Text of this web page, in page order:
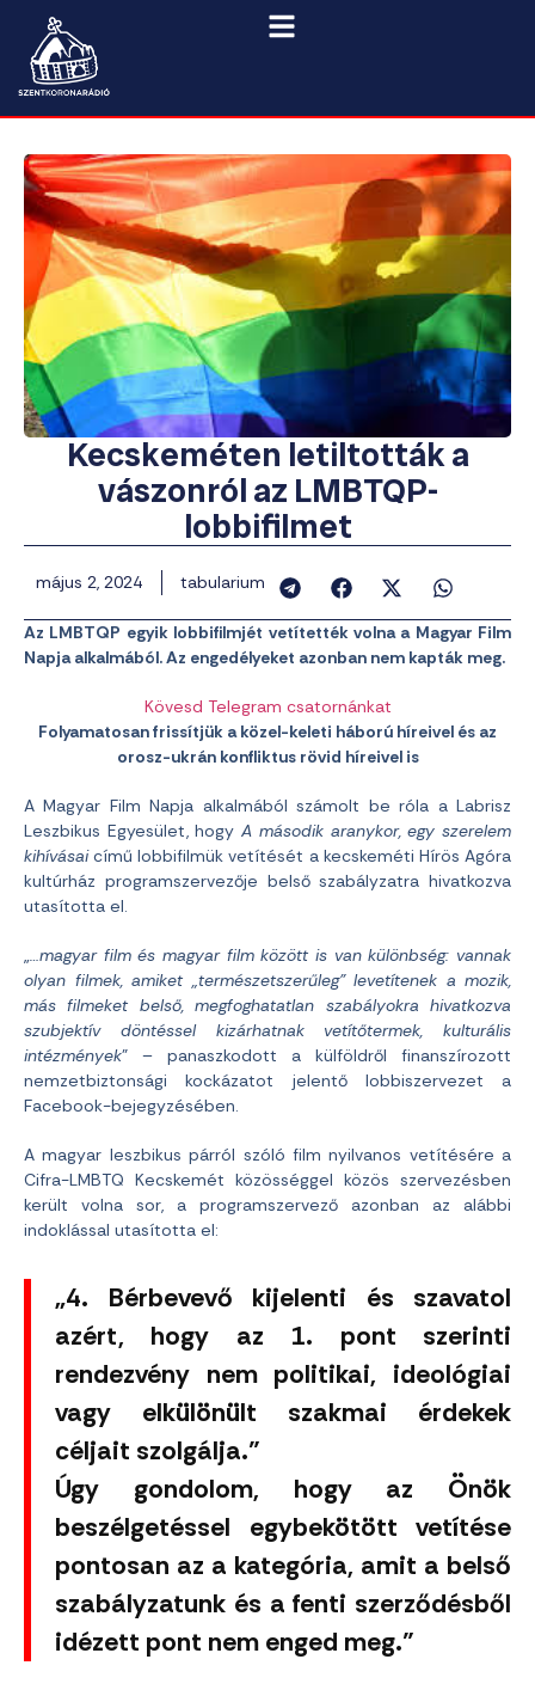
Kecskeméten letiltották a
vászonról az LMBTQP-
lobbifilmet
május 2, 2024 tabularium
Az LMBTQP egyik lobbifilmjét vetítették volna a Magyar Film
Napja alkalmából. Az engedélyeket azonban nem kapták meg.
Kövesd Telegram csatornánkat
Folyamatosan frissítjük a közel-keleti háború híreivel és az
orosz-ukrán konfliktus rövid híreivel is
A Magyar Film Napja alkalmából számolt be róla a Labrisz
Leszbikus Egyesület, hogyA második aranykor, egy szerelem
kihívásaicímű lobbifilmük vetítését a kecskeméti Hírös Agóra
kultúrház programszervezője belső szabályzatra hivatkozva
utasította el.
…magyar film és magyar film között is van különbség: vannak
olyan filmek, amiket „természetszerűleg” levetítenek a mozik,
más filmeket belső, megfoghatatlan szabályokra hivatkozva
szubjektív döntéssel kizárhatnak vetítőtermek, kulturális
intézmények” – panaszkodott a külföldről finanszírozott
nemzetbiztonsági kockázatot jelentő lobbiszervezet a
Facebook-bejegyzésében.
A magyar leszbikus párról szóló film nyilvanos vetítésére a
Cifra-LMBTQ Kecskemét közösséggel közös szervezésben
került volna sor, a programszervező azonban az alábbi
indoklással utasította el:
„4. Bérbevevő kijelenti és szavatol
azért, hogy az 1. pont szerinti
rendezvény nem politikai, ideológiai
vagy elkülönült szakmai érdekek
céljait szolgálja.”
Úgy gondolom, hogy az Önök
beszélgetéssel egybekötött vetítése
pontosan az a kategória, amit a belső
szabályzatunk és a fenti szerződésből
idézett pont nem enged meg.”